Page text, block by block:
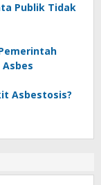
Publik Tidak
Asbestosis?